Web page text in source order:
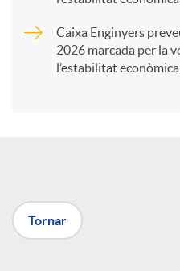
X
Caixa Enginyers
2026 marcada per la
l’estabilitat econòmica
Tornar